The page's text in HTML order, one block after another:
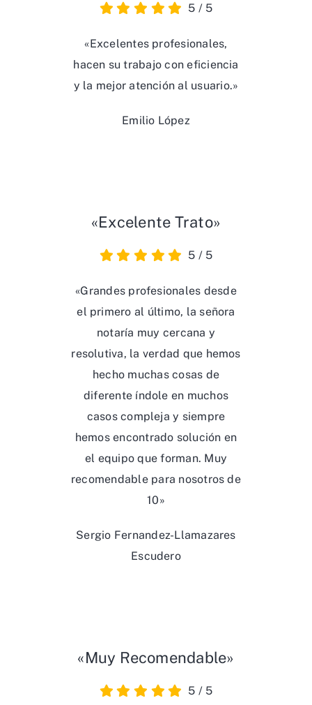
5 / 5
«Excelentes profesionales,
hacen su trabajo con eficiencia
y la mejor atención al usuario.»
Emilio López
«Excelente Trato»
5 / 5
«Grandes profesionales desde
el primero al último, la señora
notaría muy cercana y
resolutiva, la verdad que hemos
hecho muchas cosas de
diferente índole en muchos
casos compleja y siempre
hemos encontrado solución en
el equipo que forman. Muy
recomendable para nosotros de
10»
Sergio Fernandez-Llamazares
Escudero
«Muy Recomendable»
5 / 5